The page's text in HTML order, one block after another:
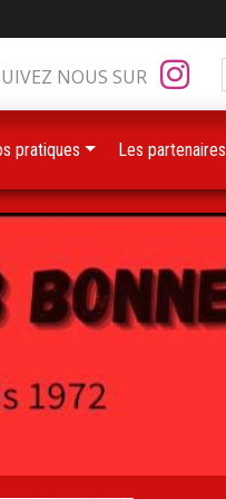
NOUS SUR
pratiques Les partenaires